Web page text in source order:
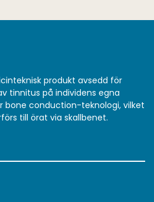
produkt avsedd för
tinnitus på individens egna
bone conduction-teknologi, vilket
till örat via skallbenet.